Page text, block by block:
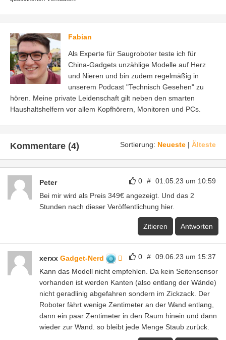
Fabian
Als Experte für Saugroboter teste ich für
China-Gadgets unzählige Modelle auf Herz
und Nieren und bin zudem regelmäßig in
unserem Podcast "Technisch Gesehen" zu
hören. Meine private Leidenschaft gilt neben den smarten
Haushaltshelfern vor allem Kopfhörern, Monitoren und PCs.
Sortierung: Neueste | Älteste
Kommentare (4)
0 # 01.05.23 um 10:59
Peter
Bei mir wird als Preis 349€ angezeigt. Und das 2
Stunden nach dieser Veröffentlichung hier.
Zitieren Antworten
0 # 09.06.23 um 15:37
xerxx Gadget-Nerd
Kann das Modell nicht empfehlen. Da kein Seitensensor
vorhanden ist werden Kanten (also entlang der Wände)
nicht geradlinig abgefahren sondern im Zickzack. Der
Roboter fährt wenige Zentimeter an der Wand entlang,
dann ein paar Zentimeter in den Raum hinein und dann
wieder zur Wand. so bleibt jede Menge Staub zurück.